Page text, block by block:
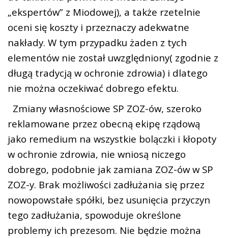
„ekspertów” z Miodowej), a także rzetelnie
oceni się koszty i przeznaczy adekwatne
nakłady. W tym przypadku żaden z tych
elementów nie został uwzględniony( zgodnie z
długą tradycją w ochronie zdrowia) i dlatego
nie można oczekiwać dobrego efektu.
Zmiany własnościowe SP ZOZ-ów, szeroko
reklamowane przez obecną ekipę rządową
jako remedium na wszystkie bolączki i kłopoty
w ochronie zdrowia, nie wniosą niczego
dobrego, podobnie jak zamiana ZOZ-ów w SP
ZOZ-y. Brak możliwości zadłużania się przez
nowopowstałe spółki, bez usunięcia przyczyn
tego zadłużania, spowoduje określone
problemy ich prezesom. Nie będzie można